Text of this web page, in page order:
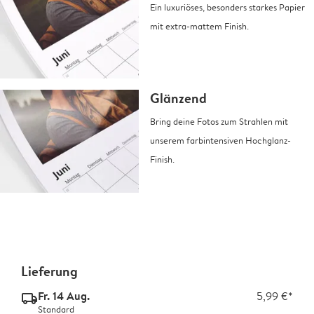
Ein luxuriöses, besonders starkes Papier
mit extra-mattem Finish.
Glänzend
Bring deine Fotos zum Strahlen mit
unserem farbintensiven Hochglanz-
Finish.
Lieferung
delivery_standard_v2Fr. 14 Aug. 5,99 €*
Standard